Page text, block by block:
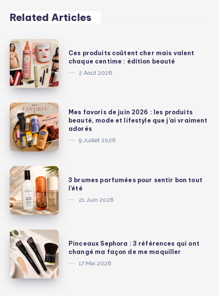
Related Articles
Ces
produits
coûtent
cher
mais
valent
chaque
centime
édition
beauté
Ces produits coûtent cher mais valent
chaque centime : édition beauté
2 Août 2026
Mes
favoris
de
juin
2026
:
les
produits
beauté,
mode
et
lifestyle
que
j’ai
vraiment
Mes favoris de juin 2026 : les produits
beauté, mode et lifestyle que j’ai vraiment
adorés
9 Juillet 2026
3
brumes
parfumées
pour
sentir
bon
tout
l’été
3 brumes parfumées pour sentir bon tout
l’été
21 Juin 2026
Pinceaux
Sephora
:
3
références
Pinceaux Sephora : 3 références qui ont
changé ma façon de me maquiller
17 Mai 2026